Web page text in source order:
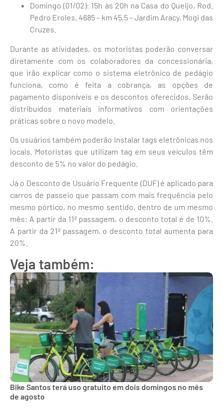
Domingo (01/02): 15h às 20h na Casa do Queijo, Rod.
Pedro Eroles, 4685 – km 45,5 – Jardim Aracy, Mogi das
Cruzes.
Durante as atividades, os motoristas poderão conversar
diretamente com os colaboradores da concessionária,
que irão explicar como o sistema eletrônico de pedágio
funciona, como é feita a cobrança, as opções de
pagamento disponíveis e os descontos oferecidos. Serão
distribuídos materiais informativos com orientações
práticas sobre o novo modelo.
Os usuários também poderão instalar tags eletrônicas nos
locais. Motoristas que utilizam tag em seus veículos têm
desconto de 5% no valor do pedágio.
Já o Desconto de Usuário Frequente (DUF) é aplicado para
carros de passeio que passam com mais frequência pelo
mesmo pórtico, no mesmo sentido, dentro de um mesmo
mês: A partir da 11ª passagem, o desconto total é de 10%.
A partir da 21ª passagem, o desconto total aumenta para
20%.
Veja também:
Bike Santos terá uso gratuito em dois domingos no mês
de agosto